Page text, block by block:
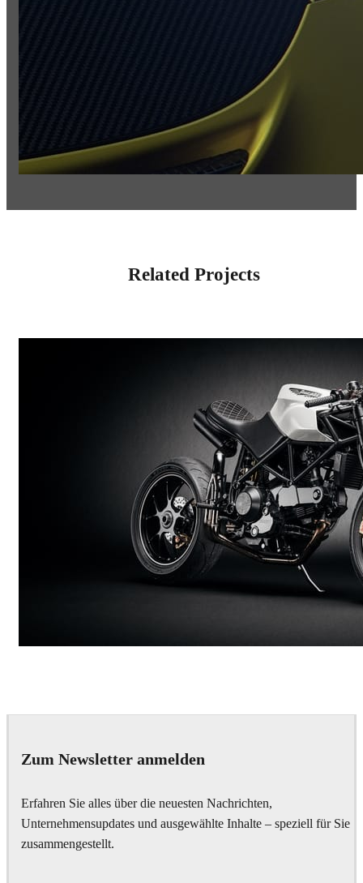
Related Projects
Zum Newsletter anmelden
Erfahren Sie alles über die neuesten Nachrichten,
Unternehmensupdates und ausgewählte Inhalte – speziell für Sie
zusammengestellt.